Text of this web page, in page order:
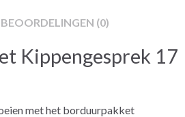
BEOORDELINGEN (0)
Kippengesprek 17
met het borduurpakket